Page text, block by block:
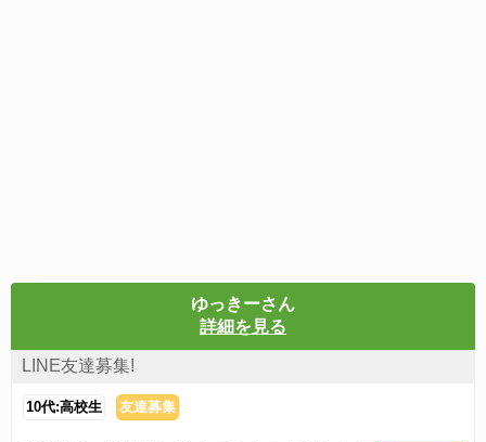
ゆっきーさん
詳細を見る
LINE友達募集!
10代:高校生 友達募集